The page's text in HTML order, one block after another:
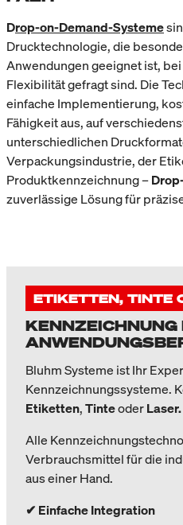
Drop-on-Demand-Systeme
Drucktechnologie, die
Anwendungen geeignet ist,
Flexibilität gefragt sind. Die
einfache Implementierung,
Fähigkeit aus, auf
unterschiedlichen
Verpackungsindustrie, der
Produktkennzeichnung –
zuverlässige Lösung für
ETIKETTEN, TINTE
KENNZEICHNUNG
Bluhm Systeme ist Ihr
Kennzeichnungssysteme.
Etiketten,TinteoderLaser.
Alle
Verbrauchsmittel für die
aus einer Hand.
✔ Einfache Integration